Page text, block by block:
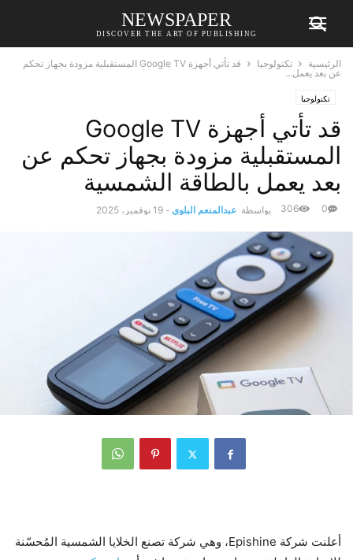
NEWSPAPER
DISCOVER THE ART OF PUBLISHING
الرئيسية تكنولوجيا
قد تأتي أجهزة Google TV المستقبلية مزودة بجهاز تحكم
عن بعد يعمل...
تكنولوجيا
قد تأتي أجهزة Google TV
المستقبلية مزودة بجهاز تحكم عن
بعد يعمل بالطاقة الشمسية
بواسطة عبدالمنعم البلوي - 19 نوفمبر، 2025 0
306
أعلنت شركة Epishine، وهي شركة تصنع الخلايا الشمسية المُحسّنة